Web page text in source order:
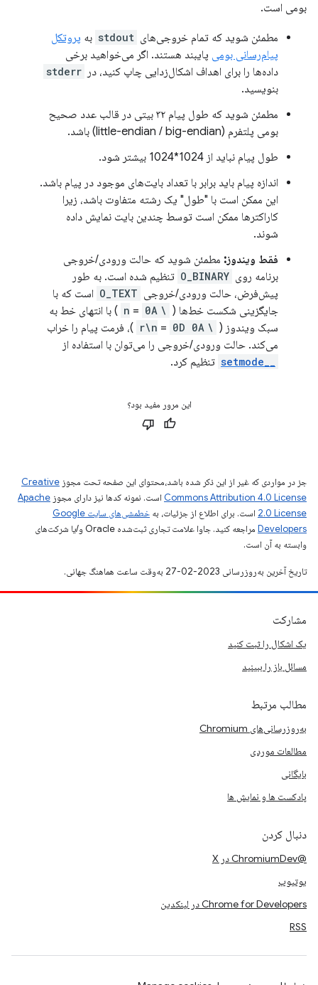
بومی است.
مطمئن شوید که تمام خروجی‌های stdout به پروتکل
پیام‌رسانی بومی پایبند هستند. اگر می‌خواهید برخی
داده‌ها را برای اهداف اشکال‌زدایی چاپ کنید، در stderr
بنویسید.
مطمئن شوید که طول پیام ۳۲ بیتی در قالب عدد صحیح
بومی پلتفرم (little-endian / big-endian) باشد.
طول پیام نباید از 1024*1024 بیشتر شود.
اندازه پیام باید برابر با تعداد بایت‌های موجود در پیام باشد.
این ممکن است با "طول" یک رشته متفاوت باشد، زیرا
کاراکترها ممکن است توسط چندین بایت نمایش داده
شوند.
فقط ویندوز: مطمئن شوید که حالت ورودی/خروجی
برنامه روی O_BINARY تنظیم شده است. به طور
پیش‌فرض، حالت ورودی/خروجی O_TEXT است که با
جایگزینی شکست خط‌ها ( \n
= 0A
) با انتهای خط به
سبک ویندوز ( \r\n
= 0D 0A
)، فرمت پیام را خراب
می‌کند. حالت ورودی/خروجی را می‌توان با استفاده از
__setmode تنظیم کرد.
این مرور مفید بود؟
جز در مواردی که غیر از این ذکر شده باشد،‌محتوای این صفحه تحت مجوز Creative
Commons Attribution 4.0 License است. نمونه کدها نیز دارای مجوز Apache
2.0 License است. برای اطلاع از جزئیات، به
خطمشی‌های سایت Google
Developers‏
مراجعه کنید. جاوا علامت تجاری ثبت‌شده Oracle و/یا شرکت‌های
وابسته به آن است.
تاریخ آخرین به‌روزرسانی 2023-02-27 به‌وقت ساعت هماهنگ جهانی.
مشارکت
یک اشکال را ثبت کنید
مسائل باز را ببینید
مطالب مرتبط
به‌روزرسانی‌های Chromium
مطالعات موردی
بایگانی
پادکست ها و نمایش ها
دنبال کردن
@ChromiumDev در X
یوتیوب
Chrome for Developers در لینکدین
RSS